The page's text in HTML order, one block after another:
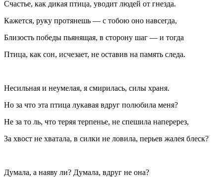
Счастье, как дикая птица, уводит людей от гнезда.
Кажется, руку протянешь — с тобою оно навсегда,
Близость победы пьянящая, в сторону шаг — и тогда
Птица, как сон, исчезает, не оставив на память следа.
Несильная и неумелая, я смирилась, силы храня.
Но за что эта птица лукавая вдруг полюбила меня?
Не за то ль, что теряя терпенье, не спешила наперерез,
За хвост не хватала, в силки не ловила, перьев жалея блеск?
Думала, а наяву ли? Думала, вдруг не она?